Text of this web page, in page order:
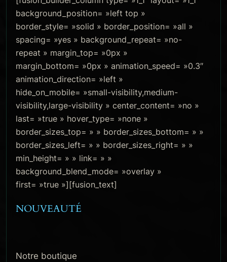
background_position= »left top »
border_style= »solid » border_position= »all »
spacing= »yes » background_repeat= »no-
repeat » margin_top= »0px »
margin_bottom= »0px » animation_speed= »0.3″
animation_direction= »left »
hide_on_mobile= »small-visibility,medium-
visibility,large-visibility » center_content= »no »
last= »true » hover_type= »none »
border_sizes_top= » » border_sizes_bottom= » »
border_sizes_left= » » border_sizes_right= » »
min_height= » » link= » »
background_blend_mode= »overlay »
first= »true »][fusion_text]
NOUVEAUTÉ
Notre boutique